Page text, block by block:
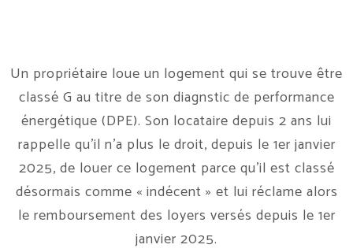
Un propriétaire loue un logement qui se trouve être
classé G au titre de son diagnstic de performance
énergétique (DPE). Son locataire depuis 2 ans lui
rappelle qu’il n’a plus le droit, depuis le 1er janvier
2025, de louer ce logement parce qu’il est classé
désormais comme « indécent » et lui réclame alors
le remboursement des loyers versés depuis le 1er
janvier 2025.